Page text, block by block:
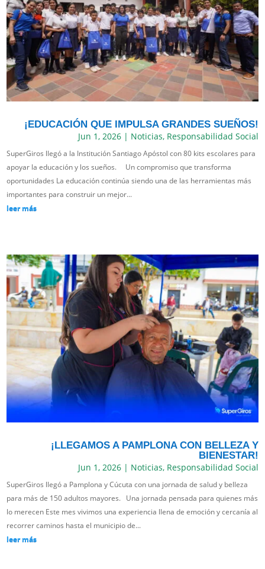
¡EDUCACIÓN QUE IMPULSA GRANDES SUEÑOS!
Jun 1, 2026| Noticias, Responsabilidad Social
SuperGiros llegó a la Institución Santiago Apóstol con 80 kits escolares para
apoyar la educación y los sueños. Un compromiso que transforma
oportunidades La educación continúa siendo una de las herramientas más
importantes para construir un mejor...
leer más
¡LLEGAMOS A PAMPLONA CON BELLEZA Y
BIENESTAR!
Jun 1, 2026| Noticias, Responsabilidad Social
SuperGiros llegó a Pamplona y Cúcuta con una jornada de salud y belleza
para más de 150 adultos mayores. Una jornada pensada para quienes más
lo merecen Este mes vivimos una experiencia llena de emoción y cercanía al
recorrer caminos hasta el municipio de...
leer más